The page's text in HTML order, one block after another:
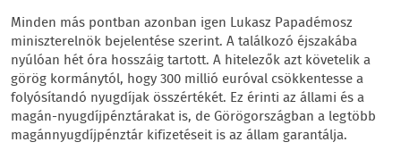
Minden más pontban azonban igen Lukasz Papadémosz
miniszterelnök bejelentése szerint. A találkozó éjszakába
nyúlóan hét óra hosszáig tartott. A hitelezők azt követelik a
görög kormánytól, hogy 300 millió euróval csökkentesse a
folyósítandó nyugdíjak összértékét. Ez érinti az állami és a
magán-nyugdíjpénztárakat is, de Görögországban a legtöbb
magánnyugdíjpénztár kifizetéseit is az állam garantálja.